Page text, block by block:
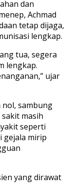
dan
Achmad
tetap dijaga,
lengkap.
tua, segera
lengkap.
ujar
nol, sambung
masih
seperti
gejala mirip
yang dirawat